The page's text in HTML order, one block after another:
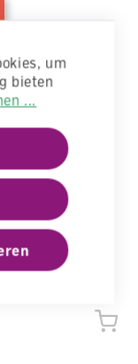
um
bieten
...